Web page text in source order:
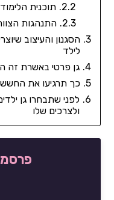
תוכנית
התנהגות
הסגנון והעיצוב
לילד
גן פרטי באשרת זה
כך תרגיעו את
לפני שתבחרו גן
ולצרכים שלו